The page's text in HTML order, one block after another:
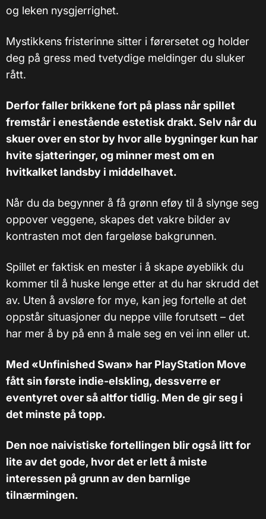
og leken nysgjerrighet.
Mystikkens fristerinne sitter i førersetet og holder
deg på gress med tvetydige meldinger du sluker
rått.
Derfor faller brikkene fort på plass når spillet
fremstår i enestående estetisk drakt. Selv når du
skuer over en stor by hvor alle bygninger kun har
hvite sjatteringer, og minner mest om en
hvitkalket landsby i middelhavet.
Når du da begynner å få grønn eføy til å slynge seg
oppover veggene, skapes det vakre bilder av
kontrasten mot den fargeløse bakgrunnen.
Spillet er faktisk en mester i å skape øyeblikk du
kommer til å huske lenge etter at du har skrudd det
av. Uten å avsløre for mye, kan jeg fortelle at det
oppstår situasjoner du neppe ville forutsett – det
har mer å by på enn å male seg en vei inn eller ut.
Med «Unfinished Swan» har PlayStation Move
fått sin første indie-elskling, dessverre er
eventyret over så altfor tidlig. Men de gir seg i
det minste på topp.
Den noe naivistiske fortellingen blir også litt for
lite av det gode, hvor det er lett å miste
interessen på grunn av den barnlige
tilnærmingen.